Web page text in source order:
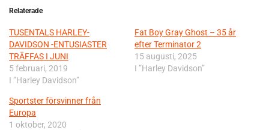
Relaterade
TUSENTALS HARLEY-
DAVIDSON -ENTUSIASTER
TRÄFFAS I JUNI
5 februari, 2019
I ”Harley Davidson”
Fat Boy Gray Ghost – 35 år
efter Terminator 2
15 augusti, 2025
I ”Harley Davidson”
Sportster försvinner från
Europa
1 oktober, 2020